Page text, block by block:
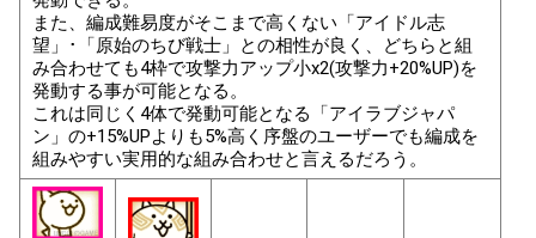
また、編成難易度がそこまで高くない「アイドル志
望」･「原始のちび戦士」との相性が良く、どちらと組
み合わせても4枠で攻撃力アップ小x2(攻撃力+20%UP)を
発動する事が可能となる。
これは同じく4体で発動可能となる「アイラブジャパ
ン」の+15%UPよりも5%高く序盤のユーザーでも編成を
組みやすい実用的な組み合わせと言えるだろう。